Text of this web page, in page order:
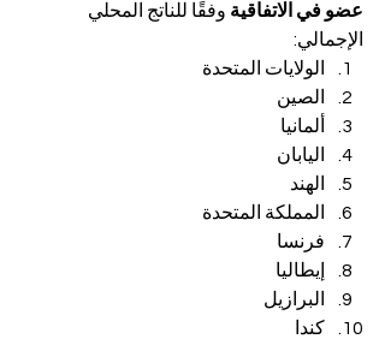
عضو في الاتفاقية وفقًا للناتج المحلي
الإجمالي:
الولايات المتحدة
الصين
ألمانيا
اليابان
الهند
المملكة المتحدة
فرنسا
إيطاليا
البرازيل
كندا